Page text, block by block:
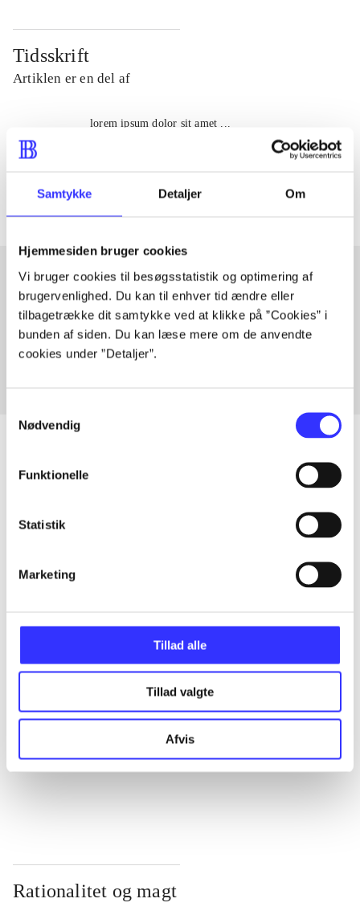
Samtykke Detaljer Om
Hjemmesiden bruger cookies
Vi bruger cookies til besøgsstatistik og optimering af
brugervenlighed. Du kan til enhver tid ændre eller
tilbagetrække dit samtykke ved at klikke på ”Cookies” i
bunden af siden. Du kan læse mere om de anvendte
cookies under ”Detaljer”.
Nødvendig
Funktionelle
Statistik
Marketing
Tillad alle
Tillad valgte
Afvis
Tidsskrift
Artiklen er en del af
lorem ipsum dolor sit amet ...
Artikler med samme emner
Fra
...
...
Rationalitet og magt